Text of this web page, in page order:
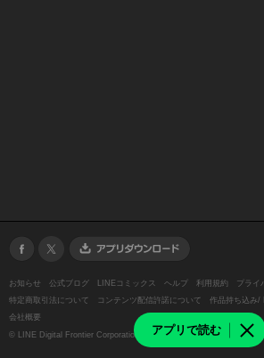
アプリで読む
お知らせ 公式ブログ LINEコミックス ヘルプ 利用規約
プライ
特定商取引法について
コンテンツ配信許諾について 作品持ち込み/
会社概要
© LINE Digital Frontier Corporation